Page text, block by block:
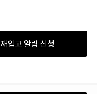
재입고 알림 신청